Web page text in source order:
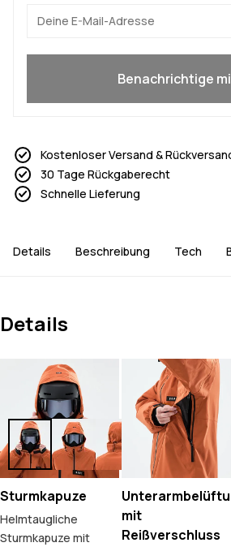
Benachrichtige
Kostenloser Versand &
30 Tage Rückgaberecht
Schnelle Lieferung
Details Beschreibung Tech
Details
Sturmkapuze
Helmtaugliche
Sturmkapuze mit
mit
Reißverschluss